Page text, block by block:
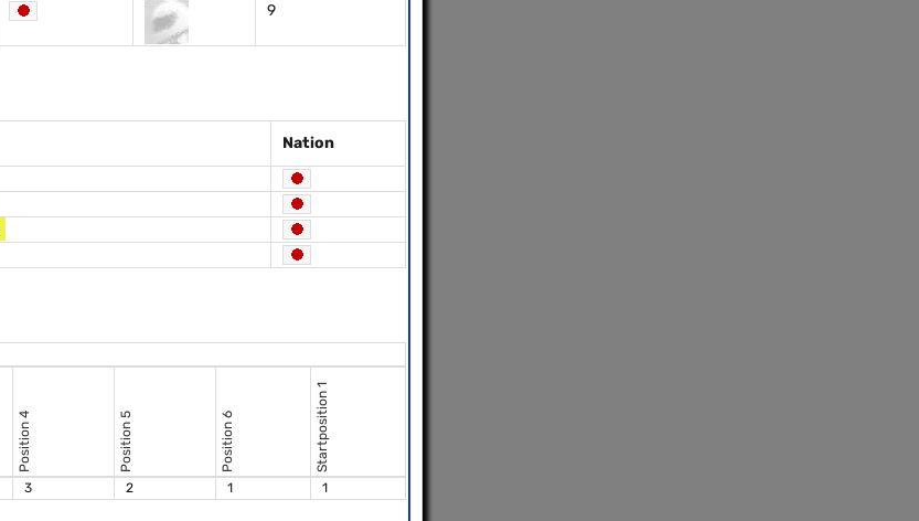
9
Nation
Position 4 Position 5 Position 6 Startposition 1
3 2 1 1